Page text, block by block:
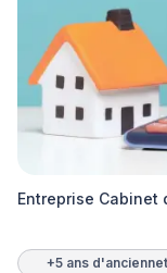
Entreprise Cabinet
+5 ans